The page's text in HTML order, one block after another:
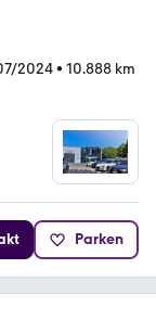
2024• 10.888 km
Parken